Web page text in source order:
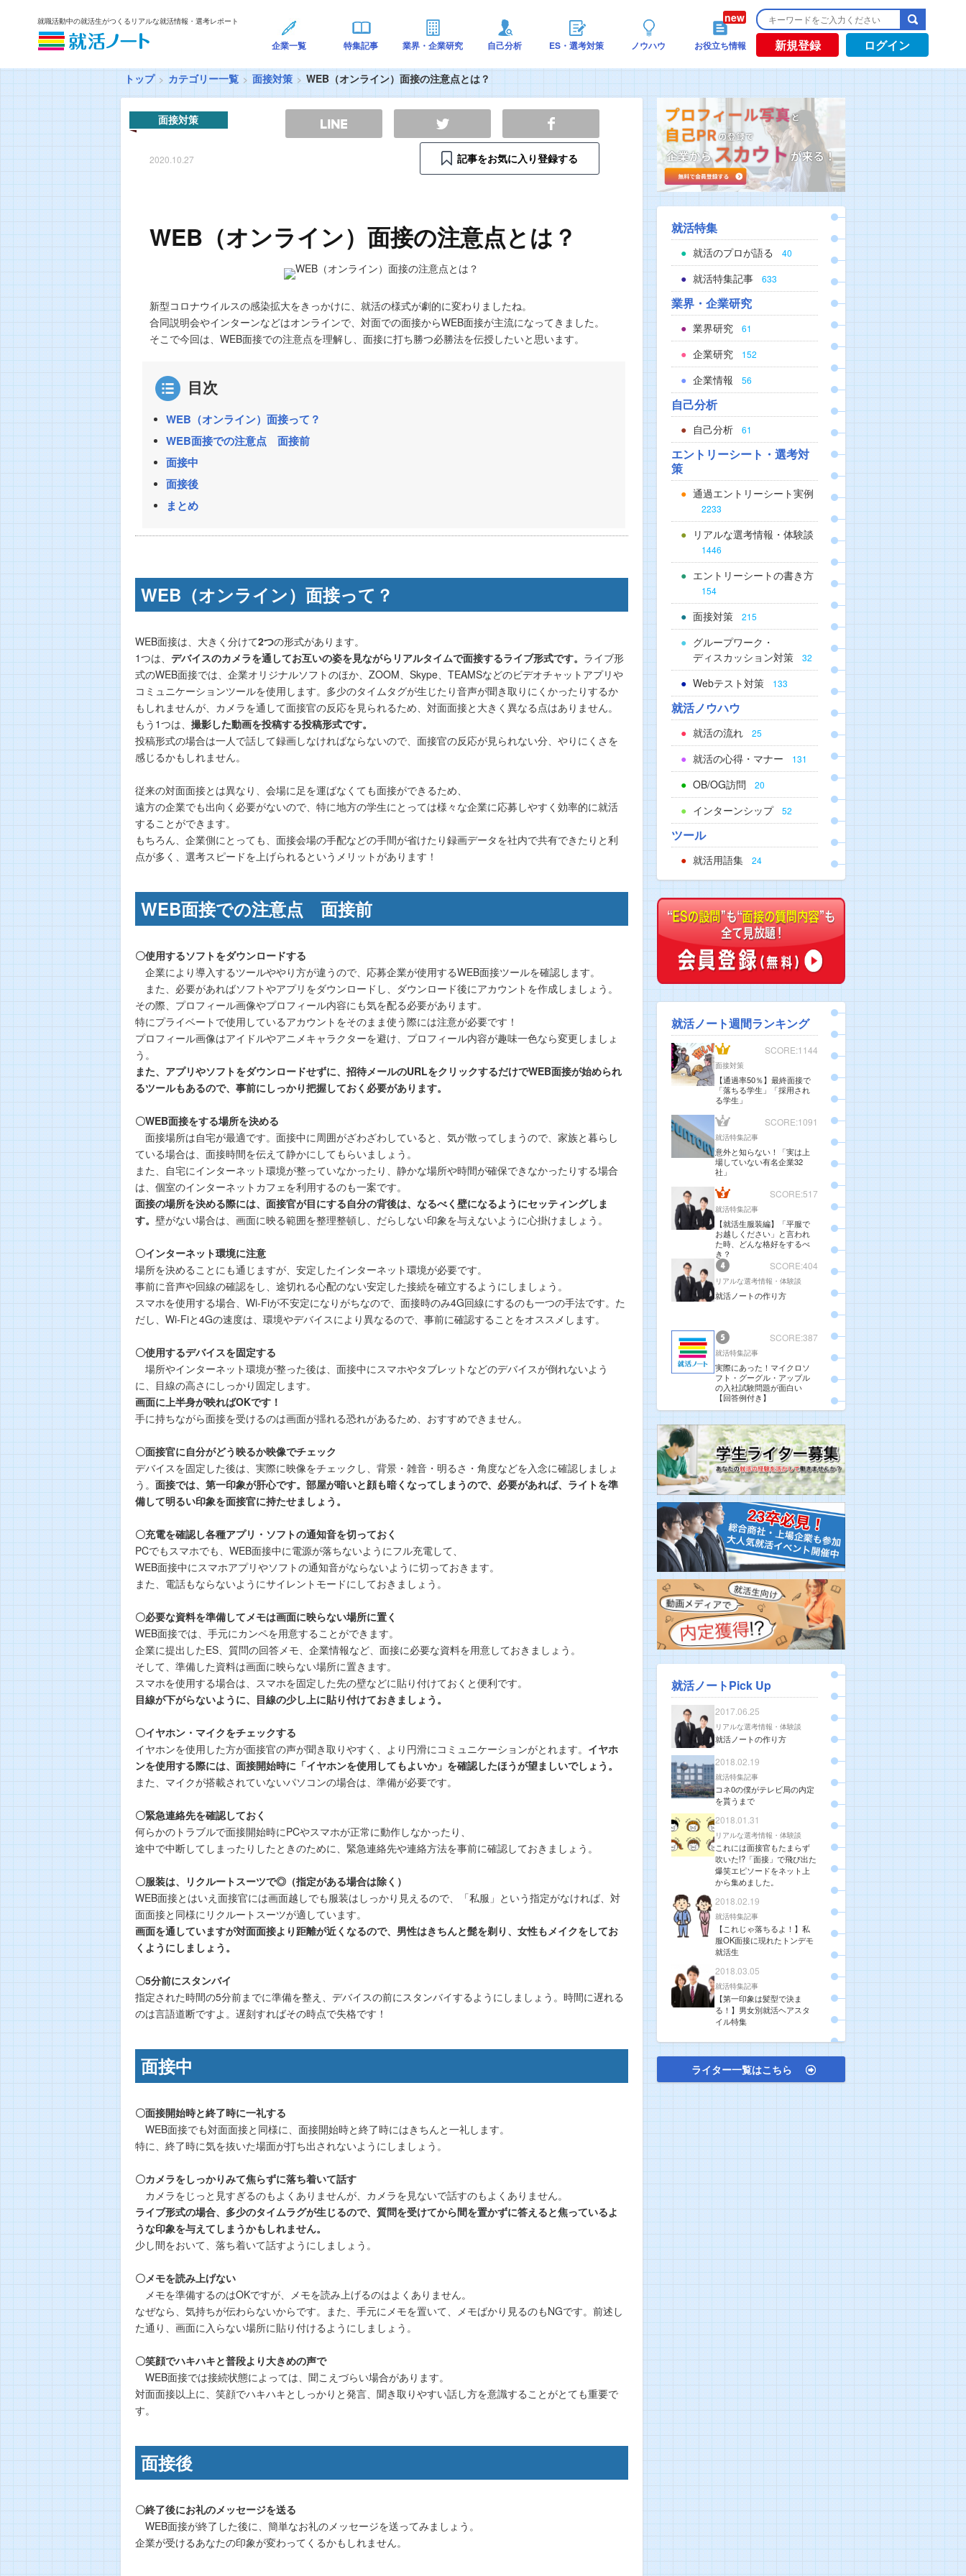
就職活動中の就活生がつくるリアルな就活情報・選考レポート
企業一覧 特集記事 業界・企業研究 自己分析 ES・選考対策 ノウハウ お役立ち情報 新規登録 ログイン
トップ カテゴリー一覧 面接対策 WEB（オンライン）面接の注意点とは？
面接対策
2020.10.27 記事をお気に入り登録する
WEB（オンライン）面接の注意点とは？
新型コロナウイルスの感染拡大をきっかけに、就活の様式が劇的に変わりましたね。
合同説明会やインターンなどはオンラインで、対面での面接からWEB面接が主流になってきました。
そこで今回は、WEB面接での注意点を理解し、面接に打ち勝つ必勝法を伝授したいと思います。
目次
WEB（オンライン）面接って？
WEB面接での注意点 面接前
面接中
面接後
まとめ
WEB（オンライン）面接って？
WEB面接は、大きく分けて2つの形式があります。
1つは、 デバイスのカメラを通してお互いの姿を見ながらリアルタイムで面接するライブ形式です。 ライブ形
式のWEB面接では、企業オリジナルソフトのほか、ZOOM、Skype、TEAMSなどのビデオチャットアプリや
コミュニケーションツールを使用します。多少のタイムタグが生じたり音声が聞き取りにくかったりするか
もしれませんが、カメラを通して面接官の反応を見られるため、対面面接と大きく異なる点はありません。
もう1つは、 撮影した動画を投稿する投稿形式です。
投稿形式の場合は一人で話して録画しなければならないので、面接官の反応が見られない分、やりにくさを
感じるかもしれません。
従来の対面面接とは異なり、会場に足を運ばなくても面接ができるため、
遠方の企業でも出向く必要がないので、特に地方の学生にとっては様々な企業に応募しやすく効率的に就活
することができます。
もちろん、企業側にとっても、面接会場の手配などの手間が省けたり録画データを社内で共有できたりと利
点が多く、選考スピードを上げられるというメリットがあります！
WEB面接での注意点 面接前
〇使用するソフトをダウンロードする
企業により導入するツールややり方が違うので、応募企業が使用するWEB面接ツールを確認します。
また、必要があればソフトやアプリをダウンロードし、ダウンロード後にアカウントを作成しましょう。
その際、プロフィール画像やプロフィール内容にも気を配る必要があります。
特にプライベートで使用しているアカウントをそのまま使う際には注意が必要です！
プロフィール画像はアイドルやアニメキャラクターを避け、プロフィール内容が趣味一色なら変更しましょ
う。
また、アプリやソフトをダウンロードせずに、招待メールのURLをクリックするだけでWEB面接が始められ
るツールもあるので、事前にしっかり把握しておく必要があります。
〇WEB面接をする場所を決める
面接場所は自宅が最適です。面接中に周囲がざわざわしていると、気が散ってしまうので、家族と暮らし
ている場合は、面接時間を伝えて静かにしてもらいましょう。
また、自宅にインターネット環境が整っていなかったり、静かな場所や時間が確保できなかったりする場合
は、個室のインターネットカフェを利用するのも一案です。
面接の場所を決める際には、面接官が目にする自分の背後は、なるべく壁になるようにセッティングしま
す。 壁がない場合は、画面に映る範囲を整理整頓し、だらしない印象を与えないように心掛けましょう。
〇インターネット環境に注意
場所を決めることにも通じますが、安定したインターネット環境が必要です。
事前に音声や回線の確認をし、途切れる心配のない安定した接続を確立するようにしましょう。
スマホを使用する場合、Wi-Fiが不安定になりがちなので、面接時のみ4G回線にするのも一つの手法です。た
だし、Wi-Fiと4Gの速度は、環境やデバイスにより異なるので、事前に確認することをオススメします。
〇使用するデバイスを固定する
場所やインターネット環境が整った後は、面接中にスマホやタブレットなどのデバイスが倒れないよう
に、目線の高さにしっかり固定します。
画面に上半身が映ればOKです！
手に持ちながら面接を受けるのは画面が揺れる恐れがあるため、おすすめできません。
〇面接官に自分がどう映るか映像でチェック
デバイスを固定した後は、実際に映像をチェックし、背景・雑音・明るさ・角度などを入念に確認しましょ
う。 面接では、第一印象が肝心です。部屋が暗いと顔も暗くなってしまうので、必要があれば、ライトを準
備して明るい印象を面接官に持たせましょう。
〇充電を確認し各種アプリ・ソフトの通知音を切っておく
PCでもスマホでも、WEB面接中に電源が落ちないようにフル充電して、
WEB面接中にスマホアプリやソフトの通知音がならないように切っておきます。
また、電話もならないようにサイレントモードにしておきましょう。
〇必要な資料を準備してメモは画面に映らない場所に置く
WEB面接では、手元にカンペを用意することができます。
企業に提出したES、質問の回答メモ、企業情報など、面接に必要な資料を用意しておきましょう。
そして、準備した資料は画面に映らない場所に置きます。
スマホを使用する場合は、スマホを固定した先の壁などに貼り付けておくと便利です。
目線が下がらないように、目線の少し上に貼り付けておきましょう。
〇イヤホン・マイクをチェックする
イヤホンを使用した方が面接官の声が聞き取りやすく、より円滑にコミュニケーションがとれます。 イヤホ
ンを使用する際には、面接開始時に「イヤホンを使用してもよいか」を確認したほうが望ましいでしょう。
また、マイクが搭載されていないパソコンの場合は、準備が必要です。
〇緊急連絡先を確認しておく
何らかのトラブルで面接開始時にPCやスマホが正常に動作しなかったり、
途中で中断してしまったりしたときのために、緊急連絡先や連絡方法を事前に確認しておきましょう。
〇服装は、リクルートスーツで◎（指定がある場合は除く）
WEB面接とはいえ面接官には画面越しでも服装はしっかり見えるので、「私服」という指定がなければ、対
面面接と同様にリクルートスーツが適しています。
画面を通していますが対面面接より距離が近くなるので、男性はきちんと髭を剃り、女性もメイクをしてお
くようにしましょう。
〇5分前にスタンバイ
指定された時間の5分前までに準備を整え、デバイスの前にスタンバイするようにしましょう。時間に遅れる
のは言語道断ですよ。遅刻すればその時点で失格です！
面接中
〇面接開始時と終了時に一礼する
WEB面接でも対面面接と同様に、面接開始時と終了時にはきちんと一礼します。
特に、終了時に気を抜いた場面が打ち出されないようにしましょう。
〇カメラをしっかりみて焦らずに落ち着いて話す
カメラをじっと見すぎるのもよくありませんが、カメラを見ないで話すのもよくありません。
ライブ形式の場合、多少のタイムラグが生じるので、質問を受けてから間を置かずに答えると焦っているよ
うな印象を与えてしまうかもしれません。
少し間をおいて、落ち着いて話すようにしましょう。
〇メモを読み上げない
メモを準備するのはOKですが、メモを読み上げるのはよくありません。
なぜなら、気持ちが伝わらないからです。また、手元にメモを置いて、メモばかり見るのもNGです。前述し
た通り、画面に入らない場所に貼り付けるようにしましょう。
〇笑顔でハキハキと普段より大きめの声で
WEB面接では接続状態によっては、聞こえづらい場合があります。
対面面接以上に、笑顔でハキハキとしっかりと発言、聞き取りやすい話し方を意識することがとても重要で
す。
面接後
〇終了後にお礼のメッセージを送る
WEB面接が終了した後に、簡単なお礼のメッセージを送ってみましょう。
企業が受けるあなたの印象が変わってくるかもしれません。
就活特集
就活のプロが語る 40
就活特集記事 633
業界・企業研究
業界研究 61
企業研究 152
企業情報 56
自己分析
自己分析 61
エントリーシート・選考対
策
通過エントリーシート実例
2233
リアルな選考情報・体験談
1446
エントリーシートの書き方
154
面接対策 215
グループワーク・
ディスカッション対策
32
Webテスト対策 133
就活ノウハウ
就活の流れ 25
就活の心得・マナー 131
OB/OG訪問 20
インターンシップ 52
ツール
就活用語集 24
就活ノート週間ランキング
SCORE:1144
面接対策
【通過率50％】最終面接で
「落ちる学生」「採用され
る学生」
SCORE:1091
就活特集記事
意外と知らない！「実は上
場していない有名企業32
社」
SCORE:517
就活特集記事
【就活生服装編】「平服で
お越しください」と言われ
た時、どんな格好をするべ
き？
SCORE:404
リアルな選考情報・体験談
就活ノートの作り方
SCORE:387
就活特集記事
実際にあった！マイクロソ
フト・グーグル・アップル
の入社試験問題が面白い
【回答例付き】
就活ノートPick Up
2017.06.25
リアルな選考情報・体験談
就活ノートの作り方
2018.02.19
就活特集記事
コネ0の僕がテレビ局の内定
を貰うまで
2018.01.31
リアルな選考情報・体験談
これには面接官もたまらず
吹いた!?「面接」で飛び出た
爆笑エピソードをネット上
から集めました。
2018.02.19
就活特集記事
【これじゃ落ちるよ！】私
服OK面接に現れたトンデモ
就活生
2018.03.05
就活特集記事
【第一印象は髪型で決ま
る！】男女別就活ヘアスタ
イル特集
ライター一覧はこちら